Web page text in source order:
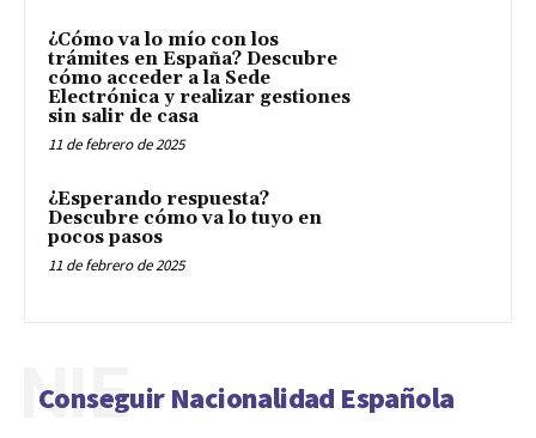
¿Cómo va lo mío con los
trámites en España? Descubre
cómo acceder a la Sede
Electrónica y realizar gestiones
sin salir de casa
11 de febrero de 2025
¿Esperando respuesta?
Descubre cómo va lo tuyo en
pocos pasos
11 de febrero de 2025
Conseguir Nacionalidad Española
NIE